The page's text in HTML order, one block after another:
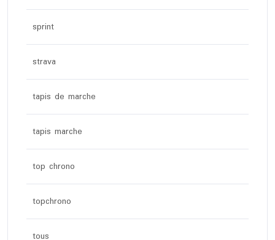
sprint
strava
tapis de marche
tapis marche
top chrono
topchrono
tous